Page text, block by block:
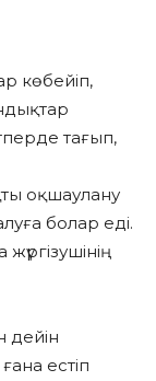
көбейіп,
тағып,
оқшаулану
болар еді.
дейін
естіп